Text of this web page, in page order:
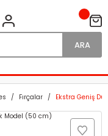
ARA
Fırçalar Ekstra Geniş